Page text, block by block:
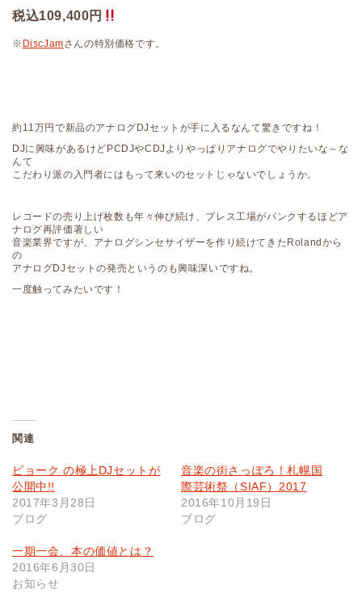
税込109,400円
※ DiscJamさんの特別価格です。
約11万円で新品のアナログDJセットが手に入るなんて驚きですね！
DJに興味があるけどPCDJやCDJよりやっぱりアナログでやりたいな～な
んて
こだわり派の入門者にはもって来いのセットじゃないでしょうか。
レコードの売り上げ枚数も年々伸び続け、プレス工場がパンクするほどア
ナログ再評価著しい
音楽業界ですが、アナログシンセサイザーを作り続けてきたRolandから
の
アナログDJセットの発売というのも興味深いですね。
一度触ってみたいです！
関連
ビョーク の極上DJセットが
公開中!!
2017年3月28日
ブログ
音楽の街さっぽろ！札幌国
際芸術祭（SIAF）2017
2016年10月19日
ブログ
一期一会、本の価値とは？
2016年6月30日
お知らせ